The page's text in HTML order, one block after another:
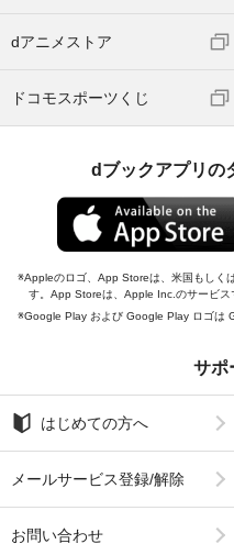
dアニメストア
ドコモスポーツくじ
dブックアプリの
Appleのロゴ、App Storeは、米国もしく
す。App Storeは、Apple Inc.のサービス
Google Play および Google Play ロゴは
サポ
はじめての方へ
メールサービス登録/解除
お問い合わせ